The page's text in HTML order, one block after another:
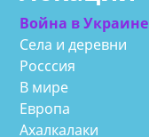
Война в Украине
Села и деревни
Росссия
В мире
Европа
Ахалкалаки